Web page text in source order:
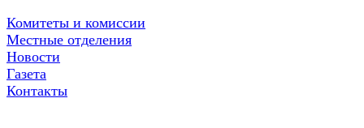
Комитеты и комиссии
Местные отделения
Новости
Газета
Контакты